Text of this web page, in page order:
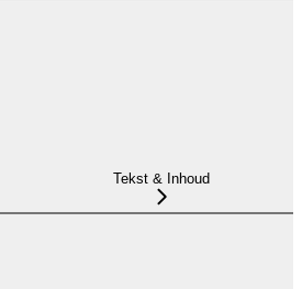
Tekst & Inhoud